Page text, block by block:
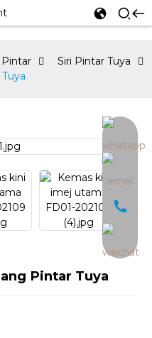
Siri Pintar Tuya
Pintar Tuya